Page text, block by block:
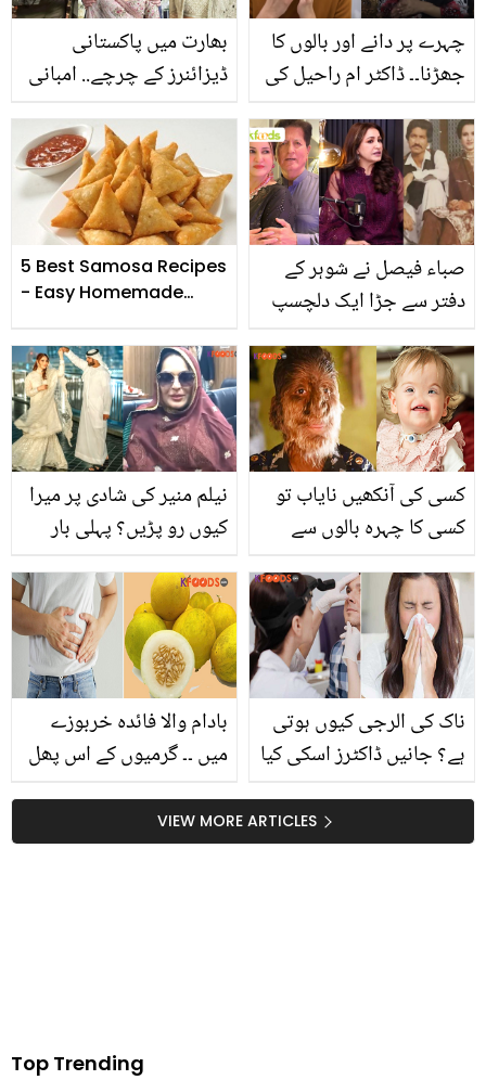
بھارت میں پاکستانی
ڈیزائنرز کے چرچے.. امبانی
اداکاروں نے کون سے
پاکستانی ڈیزائنر کے کپڑے
پہنے؟ دلچسپ تصاویر
چہرے پر دانے اور بالوں کا
جھڑنا۔۔ ڈاکٹر ام راحیل کی
سے گھر بیٹھے ہارمونز کے
مسائل کم کیے جاسکتے ہیں
5 Best Samosa Recipes
- Easy Homemade
by Step
صباء فیصل نے شوہر کے
دفتر سے جڑا ایک دلچسپ
کو کیا مشورہ دے دیا؟
نیلم منیر کی شادی پر میرا
کیوں رو پڑیں؟ پہلی بار
کسی کی آنکھیں نایاب تو
کسی کا چہرہ بالوں سے
و پراسرار بچے جو نارمل
بچوں سے بالکل مختلف ہیں
بادام والا فائدہ خربوزے
میں ۔۔ گرمیوں کے اس پھل
سستے پھل کے مہنگے
فائدے
ناک کی الرجی کیوں ہوتی
ہے؟ جانیں ڈاکٹرز اسکی کیا
بتاتے ہیں، جو آپ کے لیئے
جاننے ضروری ہیں
VIEW MORE ARTICLES
Top Trending